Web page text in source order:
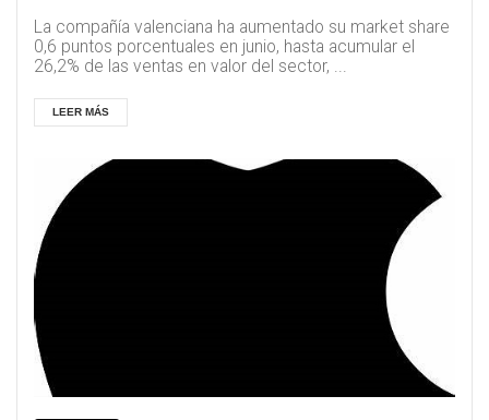
La compañía valenciana ha aumentado su market share
0,6 puntos porcentuales en junio, hasta acumular el
26,2% de las ventas en valor del sector, ...
LEER MÁS